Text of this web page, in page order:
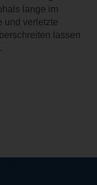
lange im
und verletzte
lassen